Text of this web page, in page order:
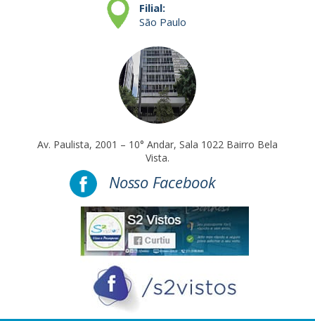
Filial:
São Paulo
Av. Paulista, 2001 – 10° Andar, Sala 1022 Bairro Bela
Vista.
Nosso Facebook